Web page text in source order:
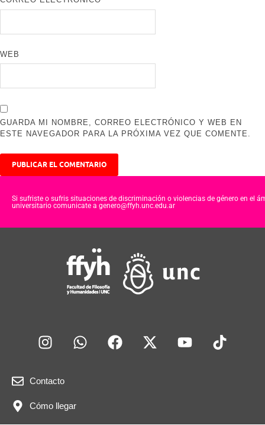
WEB
GUARDA MI NOMBRE, CORREO ELECTRÓNICO Y WEB EN
ESTE NAVEGADOR PARA LA PRÓXIMA VEZ QUE COMENTE.
Si sufriste o sufris situaciones de discriminación o violencias de género en el
universitario comunicate a genero@ffyh.unc.edu.ar
Contacto
Cómo llegar